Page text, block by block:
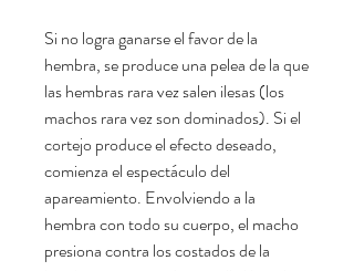
Si no logra ganarse el favor de la
hembra, se produce una pelea de la que
las hembras rara vez salen ilesas (los
machos rara vez son dominados). Si el
cortejo produce el efecto deseado,
comienza el espectáculo del
apareamiento. Envolviendo a la
hembra con todo su cuerpo, el macho
presiona contra los costados de la